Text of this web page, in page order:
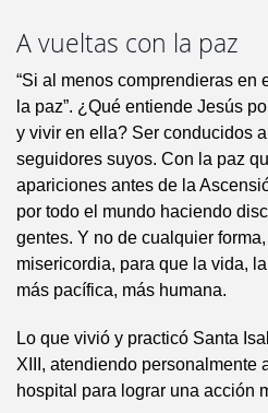
A vueltas con la paz
“Si al menos comprendieras en
la paz”. ¿Qué entiende Jesús
y vivir en ella? Ser conducidos
seguidores suyos. Con la paz
apariciones antes de la
por todo el mundo haciendo
gentes. Y no de cualquier
misericordia, para que la vida,
más pacífica, más humana.
Lo que vivió y practicó Santa
XIII, atendiendo personalmente
hospital para lograr una acción